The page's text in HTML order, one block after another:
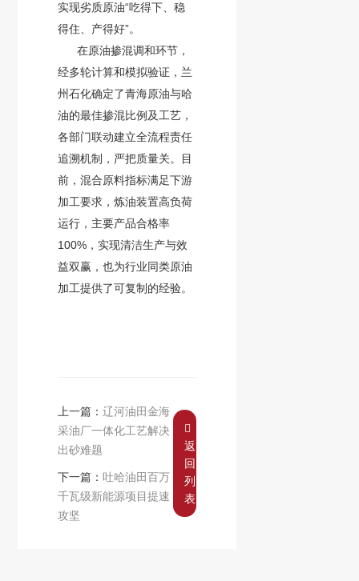
实现劣质原油“吃得下、稳
得住、产得好”。
在原油掺混调和环节，
经多轮计算和模拟验证，兰
州石化确定了青海原油与哈
油的最佳掺混比例及工艺，
各部门联动建立全流程责任
追溯机制，严把质量关。目
前，混合原料指标满足下游
加工要求，炼油装置高负荷
运行，主要产品合格率
100%，实现清洁生产与效
益双赢，也为行业同类原油
加工提供了可复制的经验。
上一篇：辽河油田金海
采油厂一体化工艺解决
出砂难题
下一篇： 吐哈油田百万
千瓦级新能源项目提速
攻坚
返
回
列
表